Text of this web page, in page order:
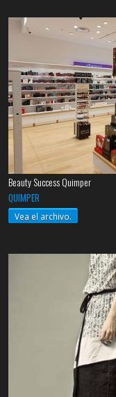
Beauty Success Quimper
QUIMPER
Vea el archivo.